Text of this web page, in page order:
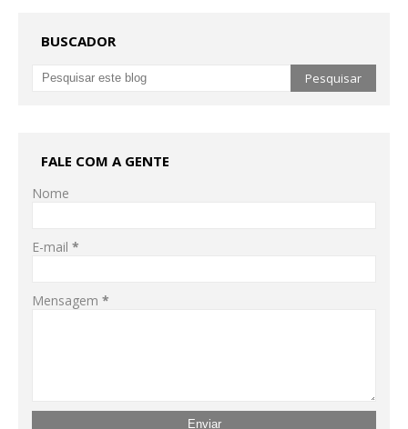
BUSCADOR
FALE COM A GENTE
Nome
E-mail *
Mensagem *